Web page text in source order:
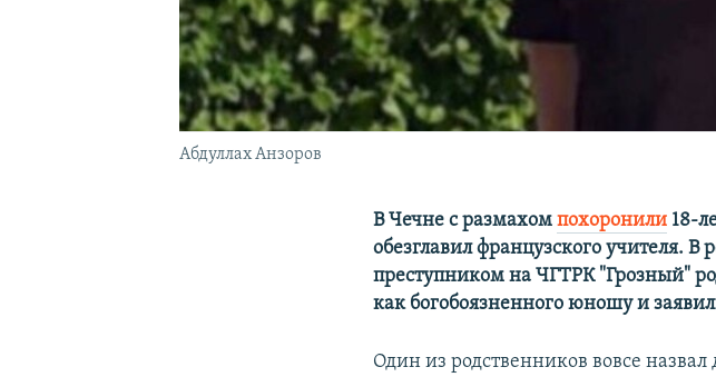
Абдуллах Анзоров
В Чечне с размахомпохоронили 18-
обезглавил французского учителя.
преступником на ЧГТРК "Грозный"
как богобоязненного юношу и
Один из родственников вовсе